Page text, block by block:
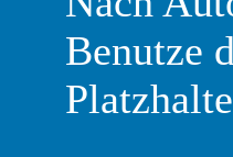
Benutze